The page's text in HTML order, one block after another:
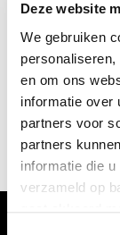
Deze website
We gebruiken
en om ons
informatie over
partners voor
partners
informatie die
verzameld op
In de Oudheid
hun signature
de neus
geografische
deze provincie